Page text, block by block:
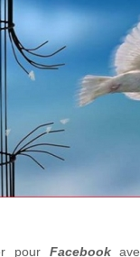
pour Facebook